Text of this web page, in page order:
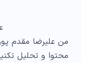
من علیرضا مقدم
محتوا و تحلیل